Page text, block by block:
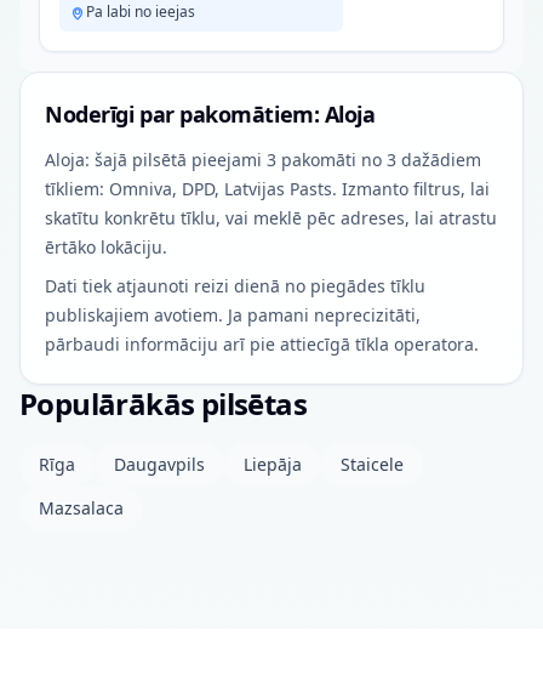
Pa labi no ieejas
Noderīgi par pakomātiem: Aloja
Aloja: šajā pilsētā pieejami 3 pakomāti no 3 dažādiem
tīkliem: Omniva, DPD, Latvijas Pasts. Izmanto filtrus, lai
skatītu konkrētu tīklu, vai meklē pēc adreses, lai atrastu
ērtāko lokāciju.
Dati tiek atjaunoti reizi dienā no piegādes tīklu
publiskajiem avotiem. Ja pamani neprecizitāti,
pārbaudi informāciju arī pie attiecīgā tīkla operatora.
Populārākās pilsētas
Rīga Daugavpils Liepāja
Staicele
Mazsalaca